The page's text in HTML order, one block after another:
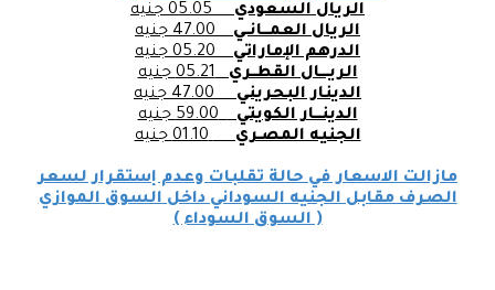
الريال السعودي05.05 جنيه
الريال العمـــانــي47.00 جنيه
الدرهم الإماراتي05.20 جنيه
الريــــال القطــري05.21 جنيه
الدينار البحريني47.00 جنيه
الدينـــار الكويتي59.00 جنيه
الجنيه المصـري01.10 جنيه
مازالت الاسعار في حالة تقلبات وعدم إستقرار لسعر
الصرف مقابل الجنيه السوداني داخل السوق الموازي
( السوق السوداء )